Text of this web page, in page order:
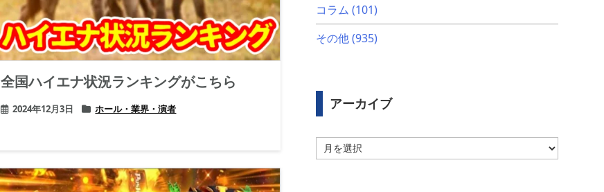
全国ハイエナ状況ランキングがこちら
2024年12月3日 ホール・業界・演者
コラム (101)
その他(935)
アーカイブ
ー